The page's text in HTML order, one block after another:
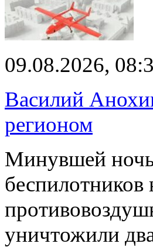
09.08.2026,
Василий
регионом
Минувшей
беспилотников
уничтожили